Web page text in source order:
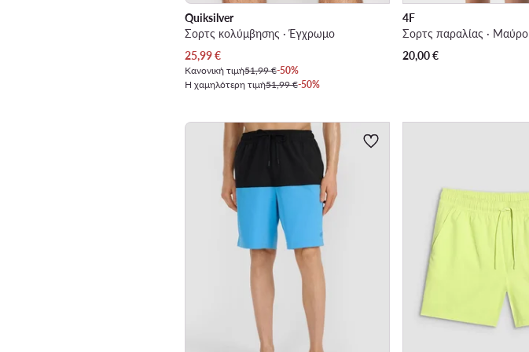
Quiksilver
Σορτς κολύμβησης · Έγχρωμο
Τρέχουσα τιμή
25,99€
Κανονική τιμή51,99 €-50%
Η χαμηλότερη τιμή51,99 €-50%
4F
Σορτς παραλίας · Μαύρο
20,00€